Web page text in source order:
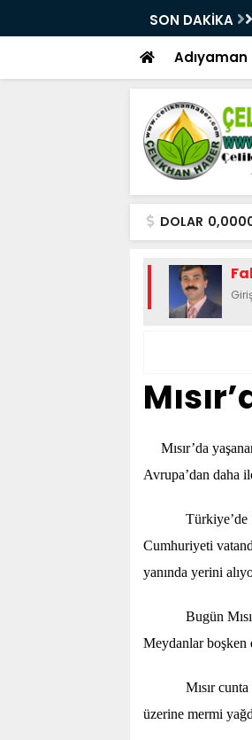
SON DAKİKA
Kez Kapılarını Açıyor
Adıyaman
DOLAR
Mısır’da
Avrupa’dan daha
Türkiye’de 12
Cumhuriyeti
yanında yerini
Bugün Mısır’da
Meydanlar boşken
Mısır cunta
üzerine mermi